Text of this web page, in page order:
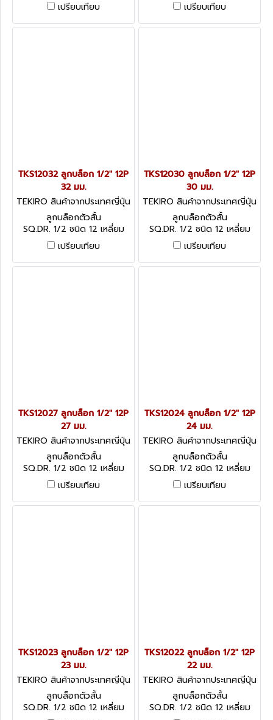
เปรียบเทียบ
เปรียบเทียบ
TKS12032 ลูกบล็อก 1/2" 12P
32 มม.
TEKIRO สินค้าจากประเทศญี่ปุ่น
TKS12032
ลูกบล็อกตัวสั้น
SQ.DR. 1/2 ชนิด 12 เหลี่ยม
เปรียบเทียบ
TKS12030 ลูกบล็อก 1/2" 12P
30 มม.
TEKIRO สินค้าจากประเทศญี่ปุ่น
TKS12030
ลูกบล็อกตัวสั้น
SQ.DR. 1/2 ชนิด 12 เหลี่ยม
เปรียบเทียบ
TKS12027 ลูกบล็อก 1/2" 12P
27 มม.
TEKIRO สินค้าจากประเทศญี่ปุ่น
TKS12027
ลูกบล็อกตัวสั้น
SQ.DR. 1/2 ชนิด 12 เหลี่ยม
เปรียบเทียบ
TKS12024 ลูกบล็อก 1/2" 12P
24 มม.
TEKIRO สินค้าจากประเทศญี่ปุ่น
TKS12024
ลูกบล็อกตัวสั้น
SQ.DR. 1/2 ชนิด 12 เหลี่ยม
เปรียบเทียบ
TKS12023 ลูกบล็อก 1/2" 12P
23 มม.
TEKIRO สินค้าจากประเทศญี่ปุ่น
TKS12023
ลูกบล็อกตัวสั้น
SQ.DR. 1/2 ชนิด 12 เหลี่ยม
TKS12022 ลูกบล็อก 1/2" 12P
22 มม.
TEKIRO สินค้าจากประเทศญี่ปุ่น
TKS12022
ลูกบล็อกตัวสั้น
SQ.DR. 1/2 ชนิด 12 เหลี่ยม